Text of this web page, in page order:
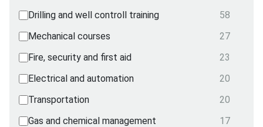
Drilling and well controll training
58
Mechanical courses
27
Fire, security and first aid
23
Electrical and automation
20
Transportation
20
Gas and chemical management
17